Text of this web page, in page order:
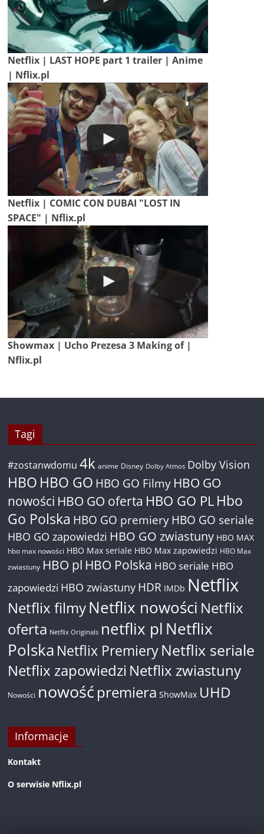
Netflix | LAST HOPE part 1 trailer | Anime
| Nflix.pl
Netflix | COMIC CON DUBAI "LOST IN
SPACE" | Nflix.pl
Showmax | Ucho Prezesa 3 Making of |
Nflix.pl
Tagi
#zostanwdomu 4k anime Disney Dolby Atmos Dolby Vision
HBO HBO GO HBO GO Filmy HBO GO
nowości HBO GO oferta HBO GO PL Hbo
Go Polska HBO GO premiery HBO GO seriale
HBO GO zapowiedzi HBO GO zwiastuny HBO MAX
hbo max nowości HBO Max seriale HBO Max zapowiedzi HBO Max
zwiastuny HBO pl HBO Polska HBO seriale HBO
zapowiedzi HBO zwiastuny HDR IMDb Netflix
Netflix filmyNetflix nowości Netflix
oferta Netflix Originals netflix pl Netflix
Polska Netflix PremieryNetflix seriale
Netflix zapowiedzi Netflix zwiastuny
Nowości nowość premiera ShowMax UHD
Informacje
Kontakt
O serwisie Nflix.pl